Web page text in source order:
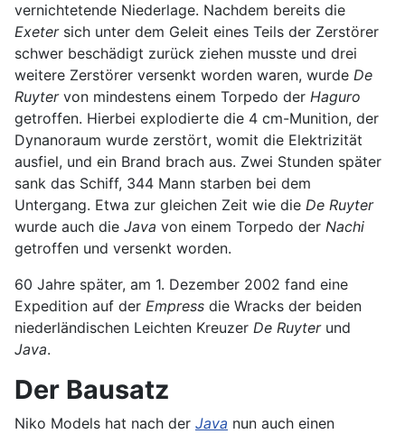
vernichtetende Niederlage. Nachdem bereits die
Exetersich unter dem Geleit eines Teils der Zerstörer
schwer beschädigt zurück ziehen musste und drei
weitere Zerstörer versenkt worden waren, wurde De
Ruytervon mindestens einem Torpedo der Haguro
getroffen. Hierbei explodierte die 4 cm-Munition, der
Dynanoraum wurde zerstört, womit die Elektrizität
ausfiel, und ein Brand brach aus. Zwei Stunden später
sank das Schiff, 344 Mann starben bei dem
Untergang. Etwa zur gleichen Zeit wie die De Ruyter
wurde auch die Java von einem Torpedo der Nachi
getroffen und versenkt worden.
60 Jahre später, am 1. Dezember 2002 fand eine
Expedition auf der Empress die Wracks der beiden
niederländischen Leichten Kreuzer De Ruyterund
Java.
Der Bausatz
Niko Models hat nach der Java nun auch einen